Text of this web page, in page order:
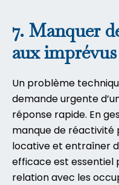
7. Manquer
aux imprévus
Un problème
demande urgente
réponse rapide. En
manque de
locative et entraîner
efficace est essentiel
relation avec les